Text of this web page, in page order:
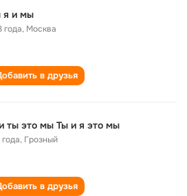
я и мы
года, Москва
в друзья
ты это мы Ты и я это мы
, Грозный
в друзья